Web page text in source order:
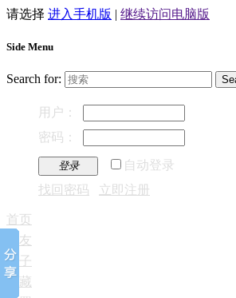
请选择 进入手机版 | 继续访问电脑版
Side Menu
Search for:
用户：
密码：
登录
自动登录
找回密码
立即注册
首页
好友
帖子
收藏